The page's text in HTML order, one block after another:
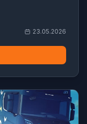
23.05.2026